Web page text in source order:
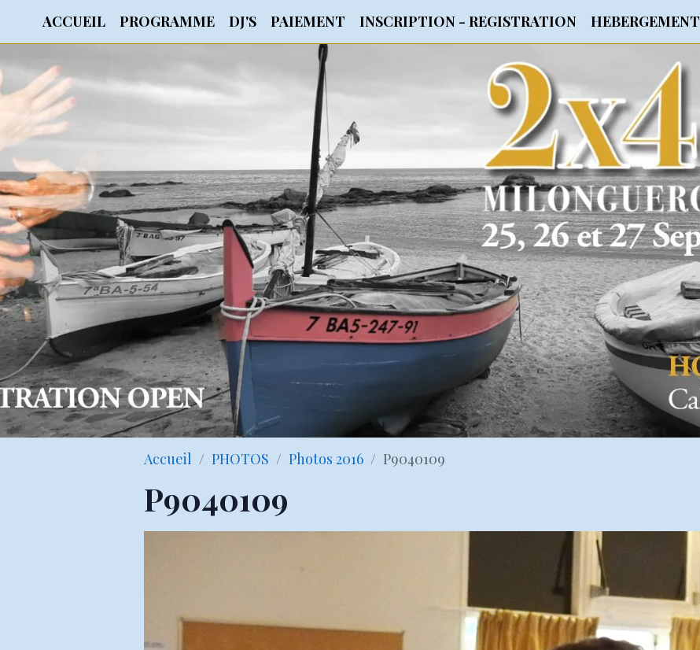
ACCUEIL PROGRAMME DJ'S PAIEMENT INSCRIPTION - REGISTRATION HEBERGEMENT
Accueil PHOTOS Photos 2016 P9040109
P9040109